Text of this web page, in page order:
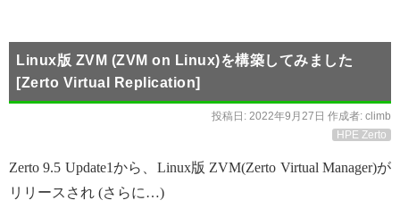
Linux版 ZVM (ZVM on Linux)を構築してみました
[Zerto Virtual Replication]
投稿日: 2022年9月27日 作成者: climb
HPE Zerto
Zerto 9.5 Update1から、Linux版 ZVM(Zerto Virtual Manager)が
リリースされ (さらに…)